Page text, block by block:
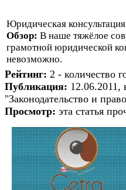
Юридическая
Обзор: В наше тяжёлое
грамотной юридической
невозможно.
Рейтинг: 2 - количество
Публикация: 12.06.2011,
"Законодательство и
Просмотр: эта статья